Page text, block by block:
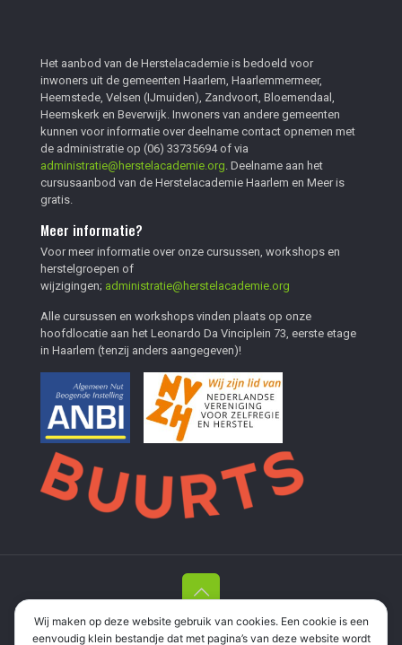
Het aanbod van de Herstelacademie is bedoeld voor
inwoners uit de gemeenten Haarlem, Haarlemmermeer,
Heemstede, Velsen (IJmuiden), Zandvoort, Bloemendaal,
Heemskerk en Beverwijk. Inwoners van andere gemeenten
kunnen voor informatie over deelname contact opnemen met
de administratie op (06) 33735694of via
administratie@herstelacademie.org . Deelname aan het
cursusaanbod van de Herstelacademie Haarlem en Meer is
gratis.
Meer informatie?
Voor meer informatie over onze cursussen, workshops en
herstelgroepen of
wijzigingen; administratie@herstelacademie.org
Alle cursussen en workshops vinden plaats op onze
hoofdlocatie aan het Leonardo Da Vinciplein 73, eerste etage
in Haarlem (tenzij anders aangegeven)!
Stichting Herstelacademie Haarlem en Meer| Leonardo Da
Wij maken op deze website gebruik van cookies. Een cookie is een
eenvoudig klein bestandje dat met pagina’s van deze website wordt